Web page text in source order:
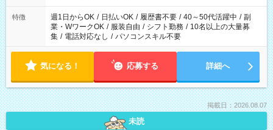
特徴 週1日からOK / 日払いOK / 履歴書不要 / 40～50代活躍中 / 副
業・WワークOK / 服装自由 / シフト勤務 / 10名以上の大量募
集 / 電話対応なし / パソコンスキル不要
気になる！ 応募する 詳細へ
掲載日：2026.08.07
未読